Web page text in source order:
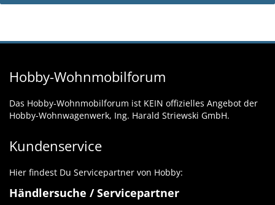
Hobby-Wohnmobilforum
Das Hobby-Wohnmobilforum ist KEIN offizielles Angebot der
Hobby-Wohnwagenwerk, Ing. Harald Striewski GmbH.
Kundenservice
Hier findest Du Servicepartner von Hobby:
Händlersuche / Servicepartner